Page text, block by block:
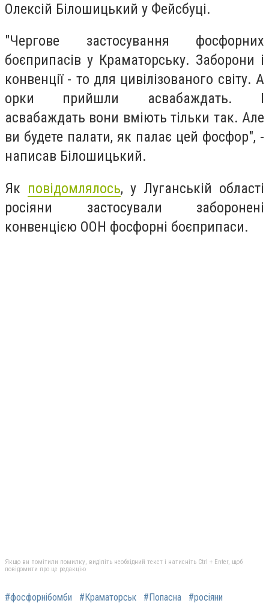
Олексій Білошицький у Фейсбуці.
"Чергове застосування фосфорних
боєприпасів у Краматорську. Заборони і
конвенції - то для цивілізованого світу. А
орки прийшли асвабаждать. І
асвабаждать вони вміють тільки так. Але
ви будете палати, як палає цей фосфор", -
написав Білошицький.
Як повідомлялось, у Луганській області
росіяни застосували заборонені
конвенцією ООН фосфорні боєприпаси.
Якщо ви помітили помилку, виділіть необхідний текст і натисніть Ctrl + Enter, щоб
повідомити про це редакцію
#фосфорнібомби #Краматорськ #Попасна #росіяни